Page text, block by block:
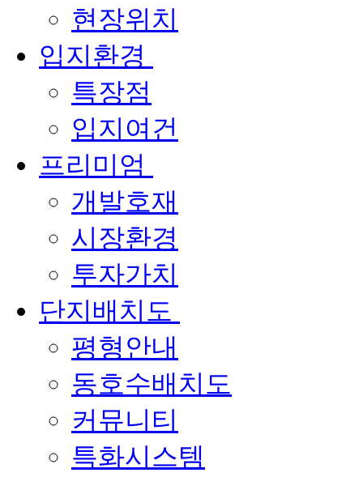
현장위치
입지환경
특장점
입지여건
프리미엄
개발호재
시장환경
투자가치
단지배치도
평형안내
동호수배치도
커뮤니티
특화시스템